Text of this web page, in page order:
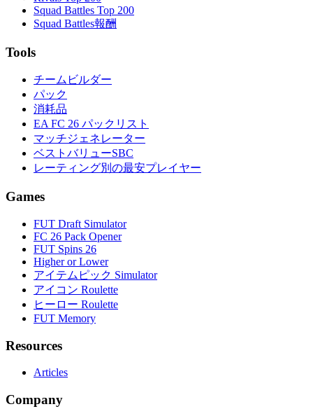
Squad Battles Top 200
Squad Battles報酬
Tools
チームビルダー
パック
消耗品
EA FC 26 パックリスト
マッチジェネレーター
ベストバリューSBC
レーティング別の最安プレイヤー
Games
FUT Draft Simulator
FC 26 Pack Opener
FUT Spins 26
Higher or Lower
アイテムピック Simulator
アイコン Roulette
ヒーロー Roulette
FUT Memory
Resources
Articles
Company